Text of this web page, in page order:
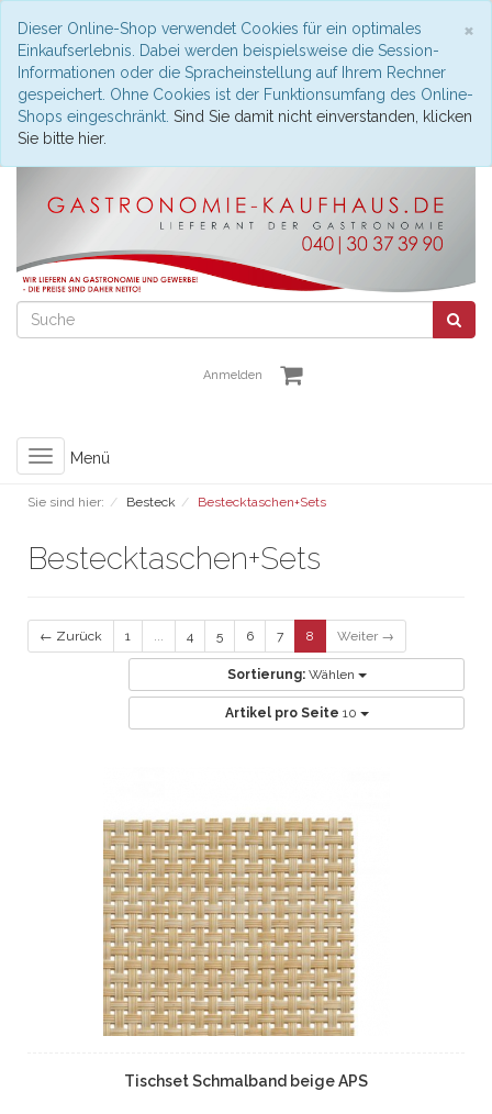
×
Dieser Online-Shop verwendet Cookies für ein optimales
Einkaufserlebnis. Dabei werden beispielsweise die Session-
Informationen oder die Spracheinstellung auf Ihrem Rechner
gespeichert. Ohne Cookies ist der Funktionsumfang des Online-
Shops eingeschränkt. Sind Sie damit nicht einverstanden, klicken
Sie bitte hier.
Anmelden
Toggle
navigation
Menü
Sie sind hier: Besteck Bestecktaschen+Sets
Bestecktaschen+Sets
← Zurück 1 ... 4 5 6 7 8 Weiter →
Sortierung: Wählen
Artikel pro Seite 10
Tischset Schmalband beige APS